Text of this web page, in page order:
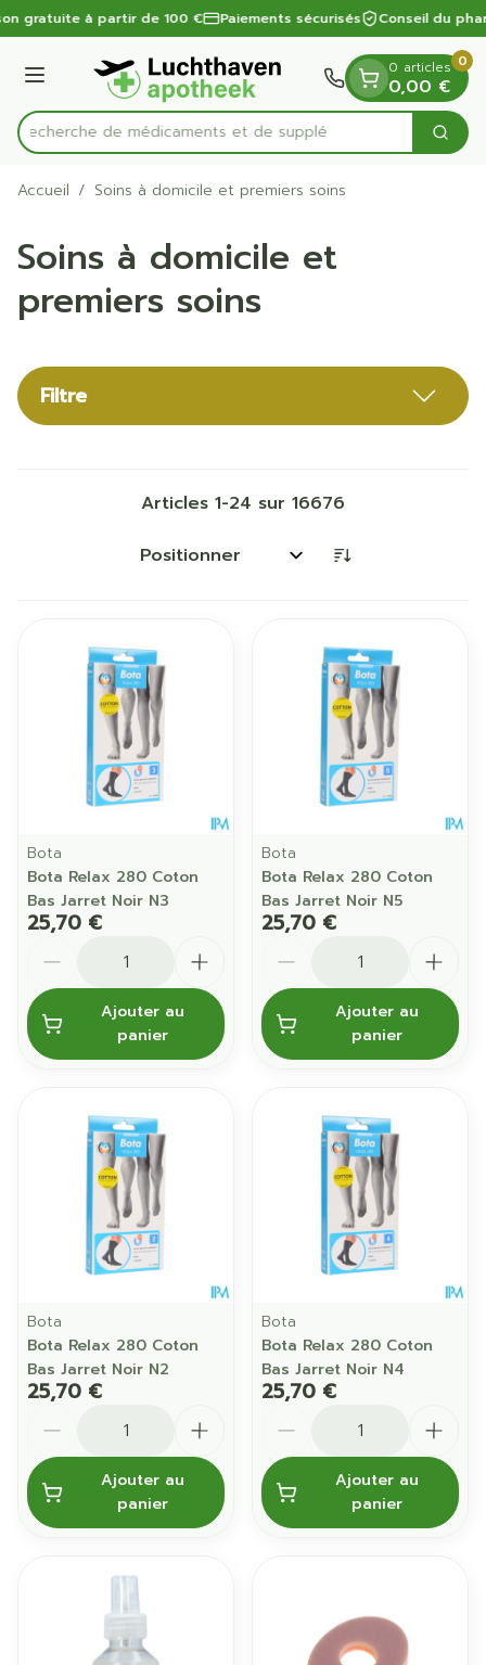
Aller au contenu
1 de 1
gratuite à partir de 100 € Paiements sécurisés Conseil du
Menu
Rechercher
Recherche de méd
0 articles
0,00 €
0
Accueil / Soins à domicile et premiers soins
Soins à domicile et
premiers soins
Filtre
Articles 1-24 sur 16676
Trier par:
Bota
Bota Relax 280 Coton
Bas Jarret Noir N3
25,70 €
Ajouter au
panier
Bota
Bota Relax 280 Coton
Bas Jarret Noir N5
25,70 €
Ajouter au
panier
Bota
Bota Relax 280 Coton
Bas Jarret Noir N2
25,70 €
Ajouter au
panier
Bota
Bota Relax 280 Coton
Bas Jarret Noir N4
25,70 €
Ajouter au
panier